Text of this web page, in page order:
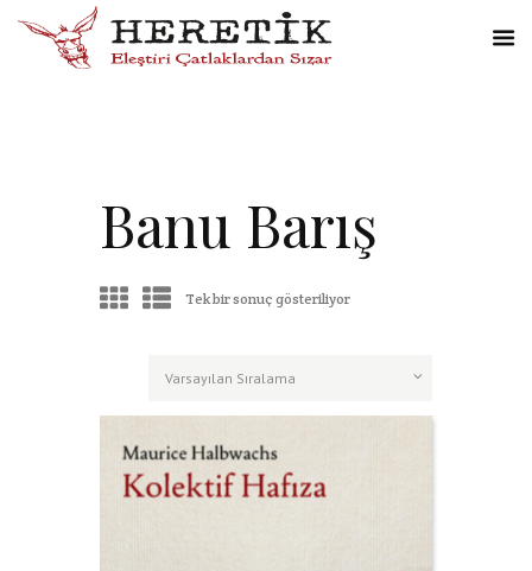
Banu Barış
Tek bir sonuç gösteriliyor